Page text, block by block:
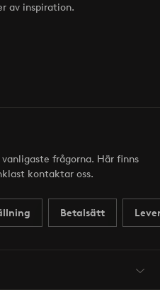
av inspiration.
frågorna. Här finns
kontaktar oss.
Betalsätt